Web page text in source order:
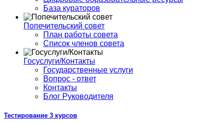
База кураторов
Попечительский совет
План работы совета
Список членов совета
Госуслуги/Контакты
Государственные услуги
Вопрос - ответ
Контакты
Блог Руководителя
Тестирование 3 курсов